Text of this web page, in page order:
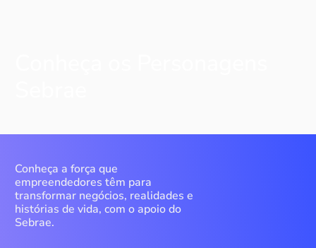
Conheça a força que
empreendedores têm para
transformar negócios, realidades e
histórias de vida, com o apoio do
Sebrae.